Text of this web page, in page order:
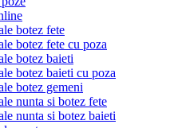
botez fete
botez fete cu poza
botez baieti
botez baieti cu poza
botez gemeni
nunta si botez fete
nunta si botez baieti